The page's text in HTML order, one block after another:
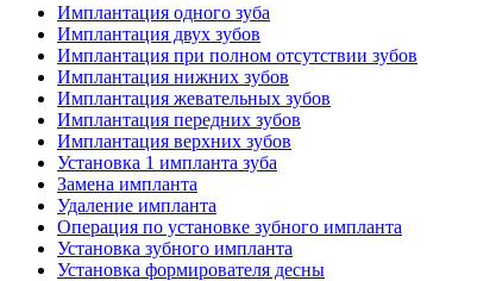
Имплантация одного зуба
Имплантация двух зубов
Имплантация при полном отсутствии зубов
Имплантация нижних зубов
Имплантация жевательных зубов
Имплантация передних зубов
Имплантация верхних зубов
Установка 1 импланта зуба
Замена импланта
Удаление импланта
Операция по установке зубного импланта
Установка зубного импланта
Установка формирователя десны